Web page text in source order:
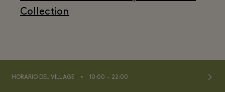
Collection
HORARIO DEL VILLAGE ⬩ 10:00 – 22:00